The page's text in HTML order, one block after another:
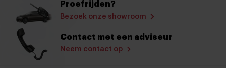
Navigatie
Navigatiesysteem
Navigatiesysteem full map
Navigatie voorbereiding
Proefrijden?
Bezoek onze showroom
Contact met een adviseur
Neem contact op